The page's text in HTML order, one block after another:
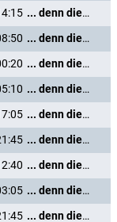
... denn die Musik und die Liebe in Tirol
... denn die Musik und die Liebe in Tirol
... denn die Musik und die Liebe in Tirol
... denn die Musik und die Liebe in Tirol
... denn die Musik und die Liebe in Tirol
... denn die Musik und die Liebe in Tirol
... denn die Musik und die Liebe in Tirol
... denn die Musik und die Liebe in Tirol
... denn die Musik und die Liebe in Tirol